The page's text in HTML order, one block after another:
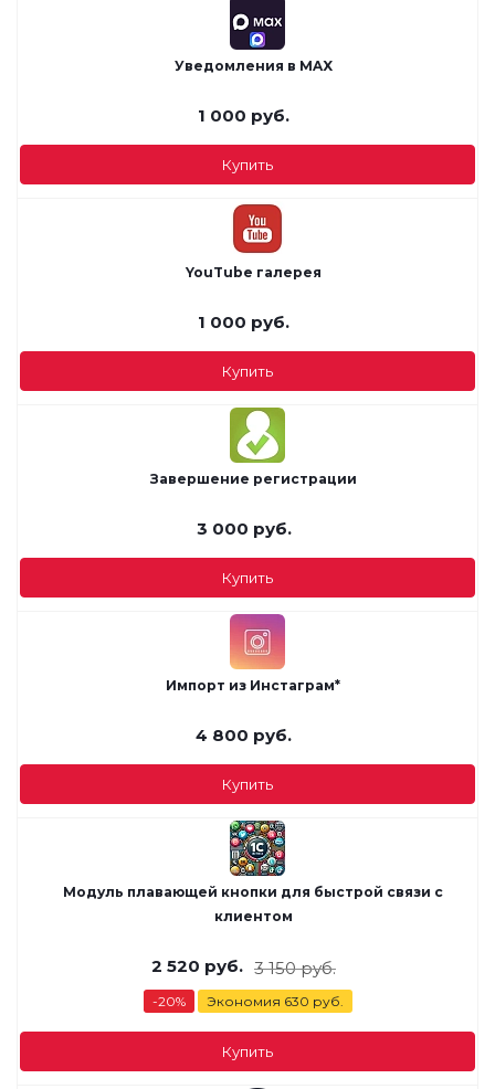
Уведомления в MAX
1 000 руб.
Купить
YouTube галерея
1 000 руб.
Купить
Завершение регистрации
3 000 руб.
Купить
Импорт из Инстаграм*
4 800 руб.
Купить
Модуль плавающей кнопки для быстрой связи с
клиентом
2 520 руб. 3 150руб.
-20% Экономия 630 руб.
Купить